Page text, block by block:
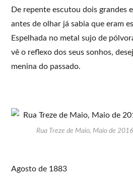
De repente escutou dois grandes
antes de olhar já sabia que eram
Espelhada no metal sujo de
vê o reflexo dos seus sonhos,
menina do passado.
Rua Treze de Maio, Maio de
Agosto de 1883